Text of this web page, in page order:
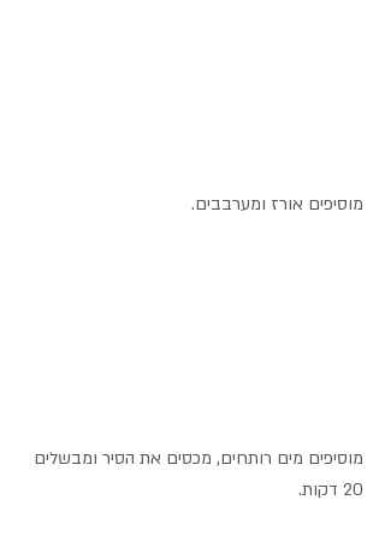
מוסיפים אורז ומערבבים.
מוסיפים מים רותחים, מכסים את הסיר ומבשלים
20 דקות.